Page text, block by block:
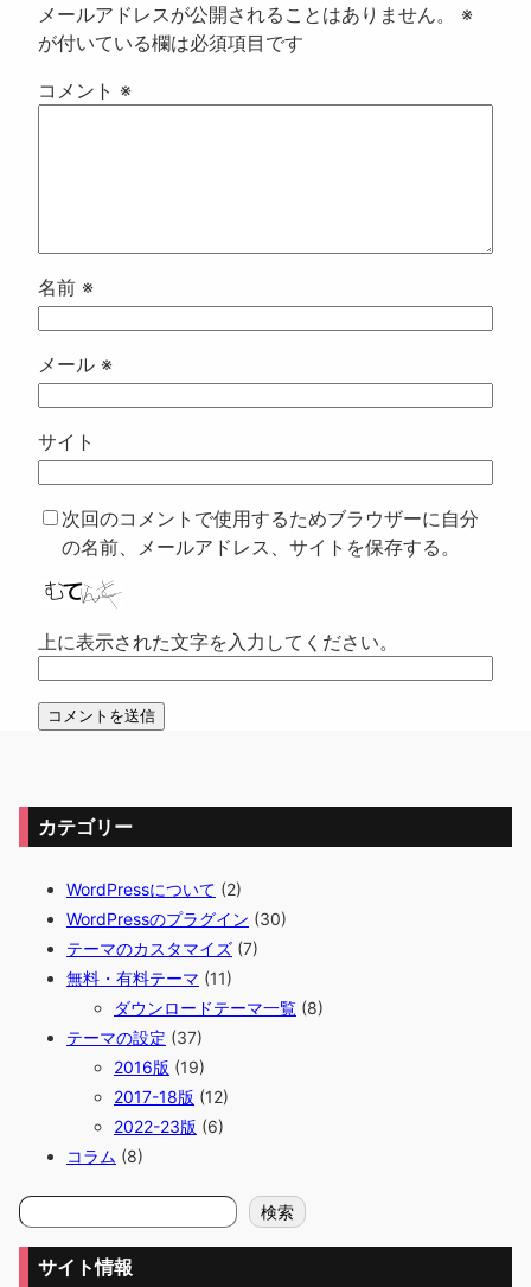
メールアドレスが公開されることはありません。
※
が付いている欄は必須項目です
コメント ※
名前 ※
メール ※
サイト
次回のコメントで使用するためブラウザーに自分
の名前、メールアドレス、サイトを保存する。
上に表示された文字を入力してください。
カテゴリー
WordPressについて (2)
WordPressのプラグイン (30)
テーマのカスタマイズ (7)
無料・有料テーマ (11)
ダウンロードテーマ一覧 (8)
テーマの設定 (37)
2016版 (19)
2017-18版 (12)
2022-23版 (6)
コラム (8)
検
索
検索
サイト情報